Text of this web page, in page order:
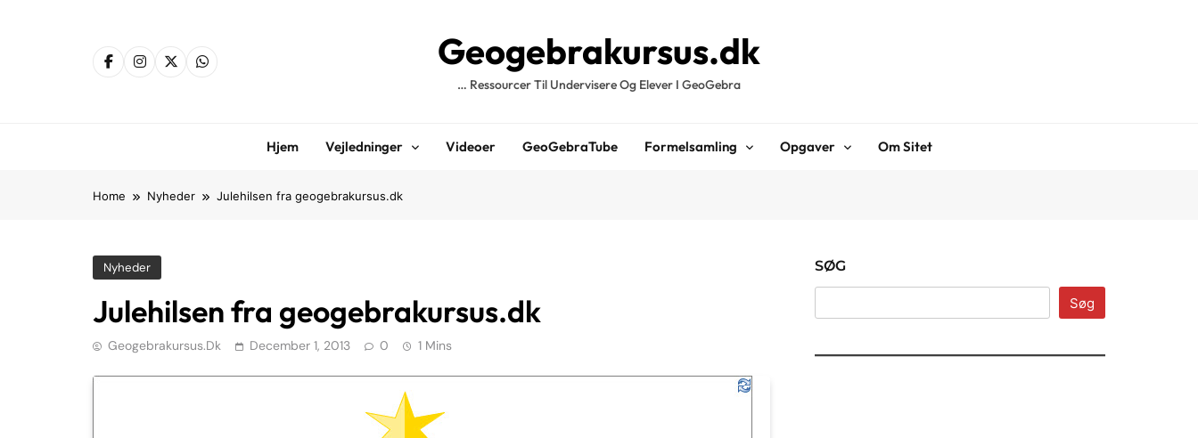
Geogebrakursus.dk
… Ressourcer Til Undervisere Og Elever I GeoGebra
Hjem Vejledninger Videoer GeoGebraTube Formelsamling Opgaver Om Sitet
Home Nyheder Julehilsen fra geogebrakursus.dk
Nyheder
Julehilsen fra geogebrakursus.dk
Geogebrakursus.dk December 1, 2013 0 1 Mins
SØG
Søg